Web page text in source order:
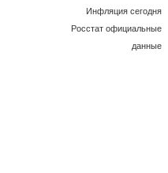
Инфляция сегодня
Росстат официальные
данные